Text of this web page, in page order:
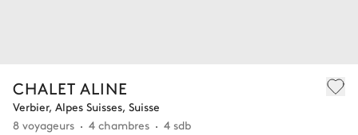
CHALET ALINE
Verbier, Alpes Suisses, Suisse
8 voyageurs
4 chambres 4 sdb